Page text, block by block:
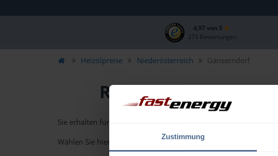
Zustimmung
4,97 von 5
273 Bewertungen
Heizölpreise Niederösterreich Gänserndorf
Regionale
Sie erhalten für alle Orte im Bezirk Gänserndorf individuelle
Wählen Sie hierzu einen Ort aus untenstehender Liste oder